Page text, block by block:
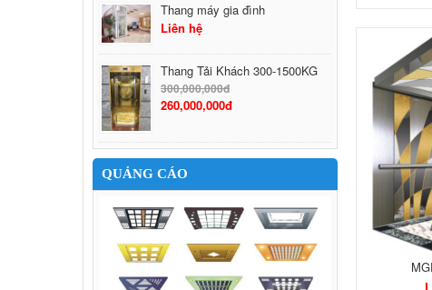
Thang máy gia đình
Liên hệ
Thang Tải Khách 300-1500KG
300,000,000đ
260,000,000đ
QUẢNG CÁO